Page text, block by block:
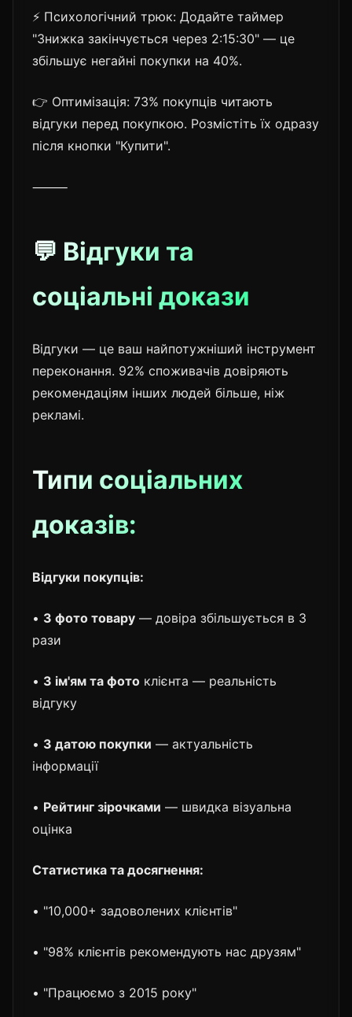
⚡ Психологічний трюк: Додайте таймер
"Знижка закінчується через 2:15:30" — це
збільшує негайні покупки на 40%.
👉 Оптимізація: 73% покупців читають
відгуки перед покупкою. Розмістіть їх одразу
після кнопки "Купити".
⸻
💬 Відгуки та
соціальні докази
Відгуки — це ваш найпотужніший інструмент
переконання. 92% споживачів довіряють
рекомендаціям інших людей більше, ніж
рекламі.
Типи соціальних
доказів:
Відгуки покупців:
• З фото товару — довіра збільшується в 3
рази
• З ім'ям та фото клієнта — реальність
відгуку
• З датою покупки — актуальність
інформації
• Рейтинг зірочками — швидка візуальна
оцінка
Статистика та досягнення:
• "10,000+ задоволених клієнтів"
• "98% клієнтів рекомендують нас друзям"
• "Працюємо з 2015 року"